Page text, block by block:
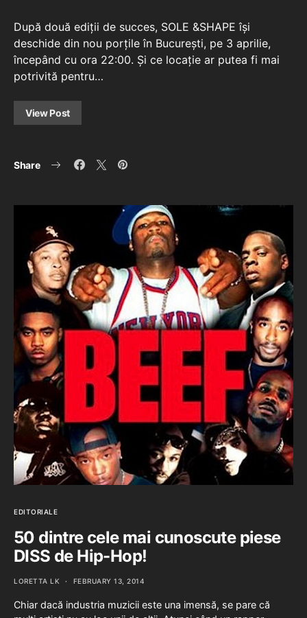
După două ediții de succes, SOLE &SHAPE își
deschide din nou porțile în București, pe 3 aprilie,
începând cu ora 22:00. Și ce locație ar putea fi mai
potrivită pentru…
View Post
Share
EDITORIALE
50 dintre cele mai cunoscute piese
DISS de Hip-Hop!
LORETTA LK FEBRUARY 13, 2014
Chiar dacă industria muzicii este una imensă, se pare că